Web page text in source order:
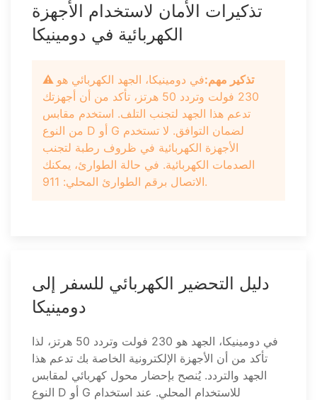
تذكيرات الأمان لاستخدام الأجهزة
الكهربائية في دومينيكا
⚠️ تذكير مهم:في دومينيكا، الجهد الكهربائي هو
230 فولت وتردد 50 هرتز، تأكد من أن أجهزتك
تدعم هذا الجهد لتجنب التلف. استخدم مقابس
من النوع D أو G لضمان التوافق. لا تستخدم
الأجهزة الكهربائية في ظروف رطبة لتجنب
الصدمات الكهربائية. في حالة الطوارئ، يمكنك
الاتصال برقم الطوارئ المحلي: 911.
دليل التحضير الكهربائي للسفر إلى
دومينيكا
في دومينيكا، الجهد هو 230 فولت وتردد 50 هرتز، لذا
تأكد من أن الأجهزة الإلكترونية الخاصة بك تدعم هذا
الجهد والتردد. يُنصح بإحضار محول كهربائي لمقابس
النوع D أو G للاستخدام المحلي. عند استخدام